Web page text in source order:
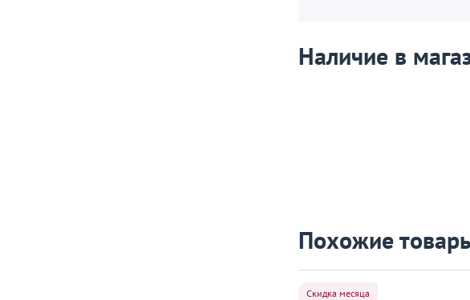
Наличие в
Похожие
Скидка месяца